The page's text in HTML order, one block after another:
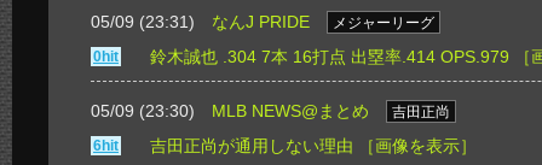
05/09 (23:31) なんJ PRIDE
メジャーリーグ
0hit
鈴木誠也 .304 7本 16打点 出塁率.414 OPS.979
05/09 (23:30) MLB NEWS@まとめ
吉田正尚
6hit
吉田正尚が通用しない理由 ［画像を表示］